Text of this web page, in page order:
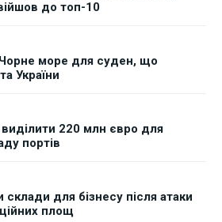
до топ-10
море для суден, що
України
220 млн євро для
портів
для бізнесу після атаки
площ